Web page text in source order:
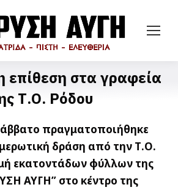
επίθεση στα γραφεία
Τ.Ο. Ρόδου
πραγματοποιήθηκε
δράση από την Τ.Ο.
εκατοντάδων φύλλων της
ΑΥΓΗ” στο κέντρο της